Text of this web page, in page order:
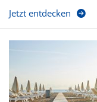
Jetzt entdecken